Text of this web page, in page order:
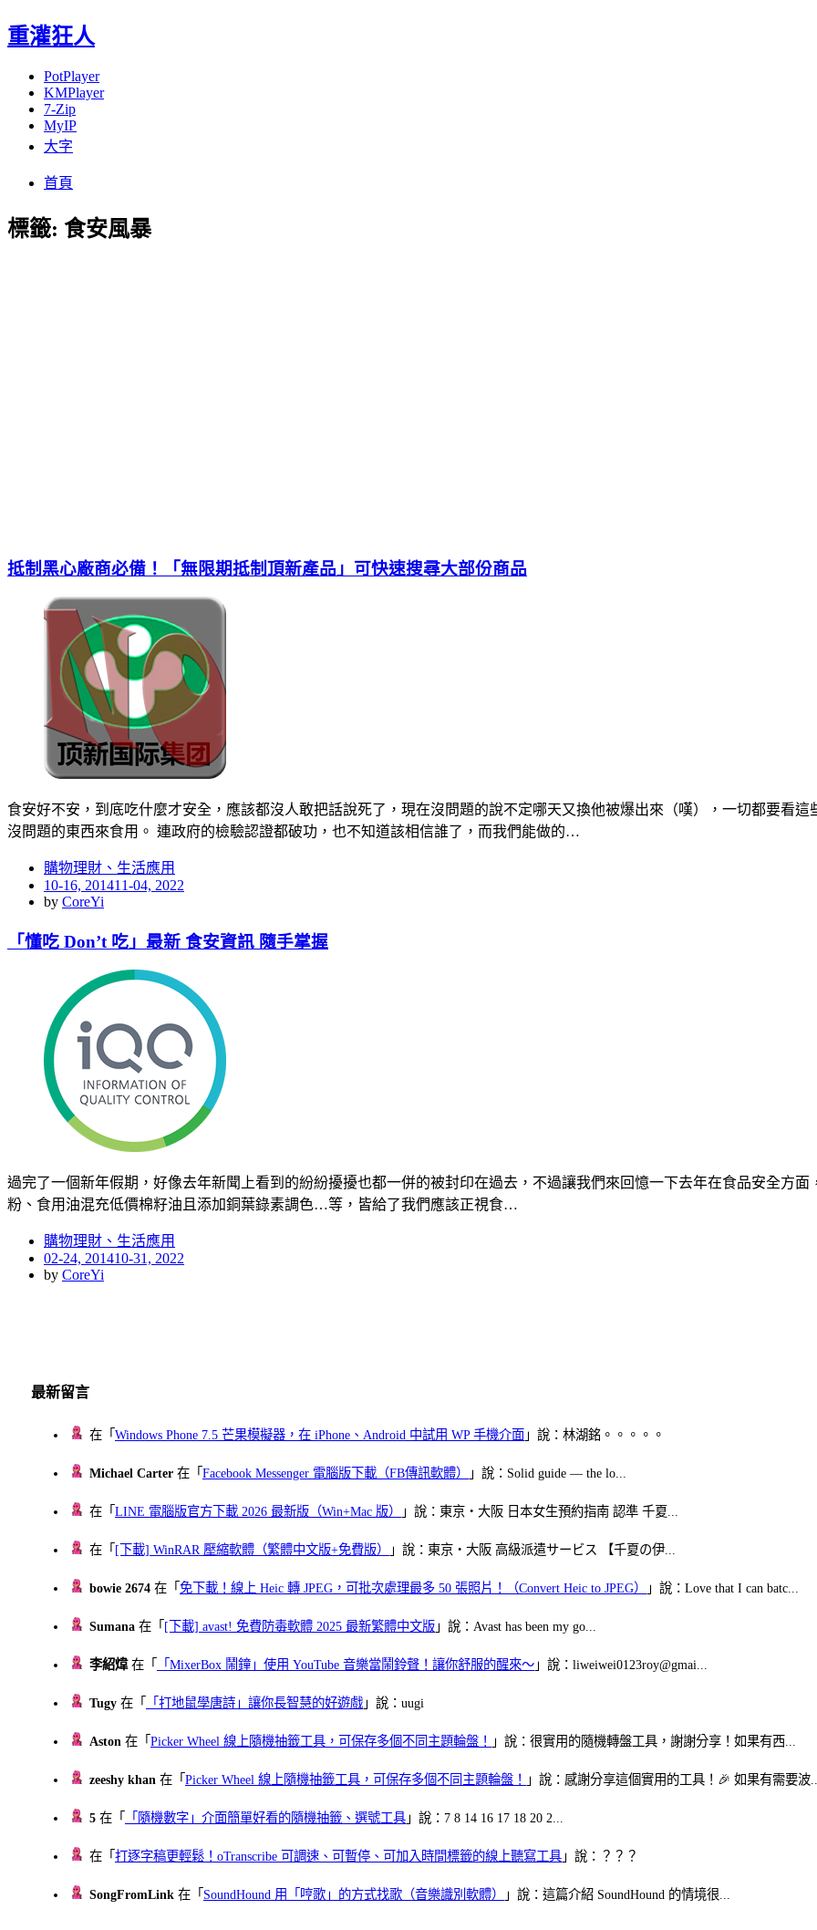
重灌狂人
PotPlayer
KMPlayer
7-Zip
MyIP
大字
首頁
標籤: 食安風暴
抵制黑心廠商必備！「無限期抵制頂新產品」可快速搜尋大部份商品
食安好不安，到底吃什麼才安全，應該都沒人敢把話說死了，現在沒問題的說不定哪天又換他被爆出來（嘆），一切都要看
沒問題的東西來食用。 連政府的檢驗認證都破功，也不知道該相信誰了，而我們能做的…
購物理財、生活應用
Posted
on
10-16, 201411-04, 2022
by CoreYi
「懂吃 Don’t 吃」最新 食安資訊 隨手掌握
過完了一個新年假期，好像去年新聞上看到的紛紛擾擾也都一併的被封印在過去，不過讓我們來回憶一下去年在食品安全方
粉、食用油混充低價棉籽油且添加銅葉錄素調色…等，皆給了我們應該正視食…
購物理財、生活應用
Posted
on
02-24, 201410-31, 2022
by CoreYi
最新留言
在「Windows Phone 7.5 芒果模擬器，在 iPhone、Android 中試用 WP 手機介面 」說：林湖銘。。。。。
Michael Carter 在「Facebook Messenger 電腦版下載（FB傳訊軟體） 」說：Solid guide — the lo...
在「LINE 電腦版官方下載 2026 最新版（Win+Mac 版） 」說：東京・大阪 日本女生預約指南 認準 千夏...
在「 [下載] WinRAR 壓縮軟體（繁體中文版+免費版） 」說：東京・大阪 高級派遣サービス 【千夏の伊...
bowie 2674 在「免下載！線上 Heic 轉 JPEG，可批次處理最多 50 張照片！（Convert Heic to JPEG） 」說：Love that I can batc...
Sumana 在「 [下載] avast! 免費防毒軟體 2025 最新繁體中文版 」說：Avast has been my go...
李紹煒在「 「MixerBox 鬧鐘」使用 YouTube 音樂當鬧鈴聲！讓你舒服的醒來～ 」說：liweiwei0123roy@gmai...
Tugy 在「 「打地鼠學唐詩」讓你長智慧的好遊戲 」說：uugi
Aston 在「Picker Wheel 線上隨機抽籤工具，可保存多個不同主題輪盤！ 」說：很實用的隨機轉盤工具，謝謝分享！如果有西...
zeeshy khan 在「Picker Wheel 線上隨機抽籤工具，可保存多個不同主題輪盤！ 」說：感謝分享這個實用的工具！🎉 如果有需要波
5 在「 「隨機數字」介面簡單好看的隨機抽籤、選號工具 」說：7 8 14 16 17 18 20 2...
在「打逐字稿更輕鬆！oTranscribe 可調速、可暫停、可加入時間標籤的線上聽寫工具 」說：？？？
SongFromLink 在「 SoundHound 用「哼歌」的方式找歌（音樂識別軟體） 」說：這篇介紹 SoundHound 的情境很...